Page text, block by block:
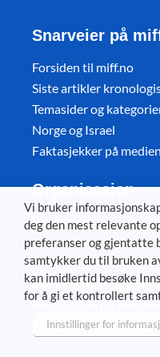
Snarveier på
Forsiden til miff.no
Siste artikler
Temasider og
Norge og Israel
Faktasjekker på
Organisasjon
Bli medlem
Om MIFF
MIFFs lokalforeninger
MIFFs formål og
Ressursside for
Personvernerklæring
Vi bruker
deg den mest relevante
preferanser og gjentatte
samtykker du til bruken
kan imidlertid besøke
for å gi et kontrollert
Innstillinger for